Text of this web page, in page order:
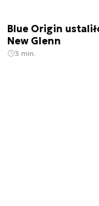
Blue Origin
New Glenn
3 min.